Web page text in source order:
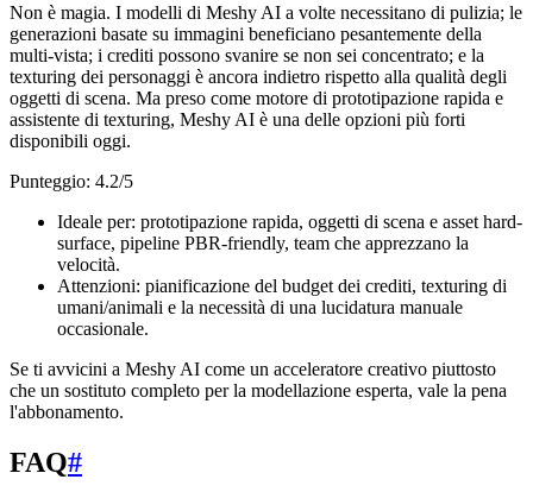
Non è magia. I modelli di Meshy AI a volte necessitano di pulizia; le
generazioni basate su immagini beneficiano pesantemente della
multi-vista; i crediti possono svanire se non sei concentrato; e la
texturing dei personaggi è ancora indietro rispetto alla qualità degli
oggetti di scena. Ma preso come motore di prototipazione rapida e
assistente di texturing, Meshy AI è una delle opzioni più forti
disponibili oggi.
Punteggio: 4.2/5
Ideale per: prototipazione rapida, oggetti di scena e asset hard-
surface, pipeline PBR-friendly, team che apprezzano la
velocità.
Attenzioni: pianificazione del budget dei crediti, texturing di
umani/animali e la necessità di una lucidatura manuale
occasionale.
Se ti avvicini a Meshy AI come un acceleratore creativo piuttosto
che un sostituto completo per la modellazione esperta, vale la pena
l'abbonamento.
FAQ#